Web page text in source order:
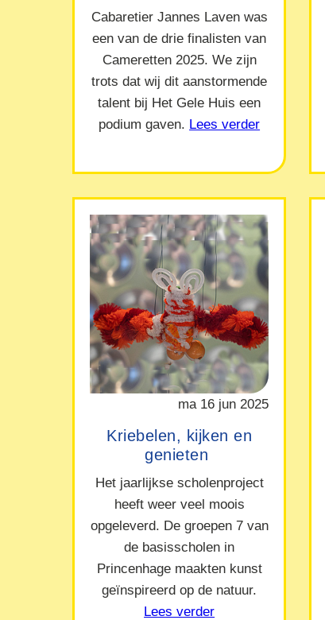
Cabaretier Jannes Laven was
een van de drie finalisten van
Cameretten 2025. We zijn
trots dat wij dit aanstormende
talent bij Het Gele Huis een
podium gaven. Lees verder
ma 16 jun 2025
Kriebelen, kijken en
genieten
Het jaarlijkse scholenproject
heeft weer veel moois
opgeleverd. De groepen 7 van
de basisscholen in
Princenhage maakten kunst
geïnspireerd op de natuur.
Lees verder